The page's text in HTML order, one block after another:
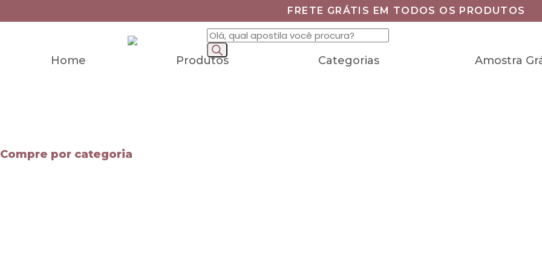
FRETE GRÁTIS EM TODOS OS PRODUTOS
Home Produtos Categorias Amostra
Compre por categoria